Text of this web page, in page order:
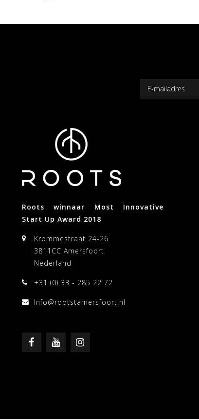
Roots winnaar Most Innovative
Start Up Award 2018
Krommestraat 24-26
3811CC Amersfoort
Nederland
+31 (0) 33 - 285 22 72
Info@rootstamersfoort.nl